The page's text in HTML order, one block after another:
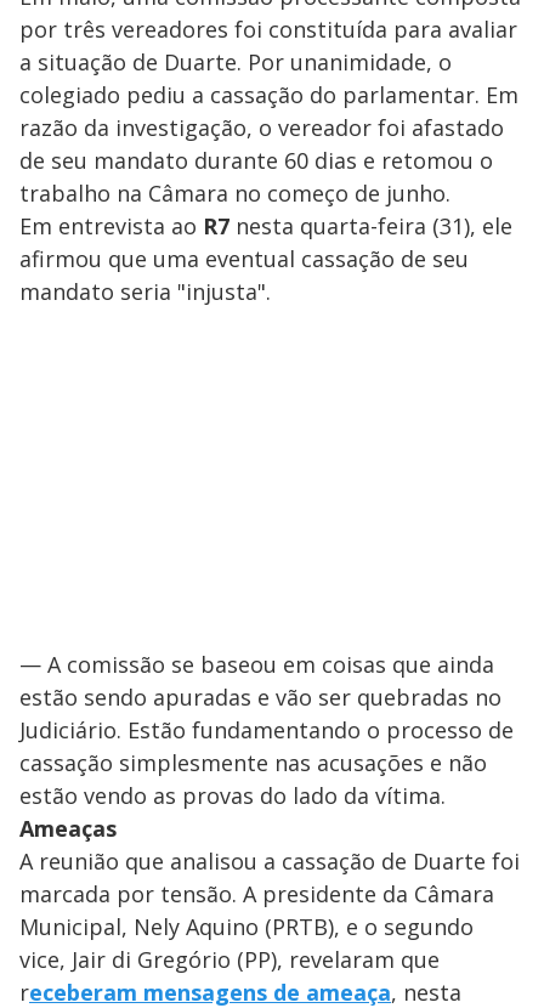
por três vereadores foi constituída para avaliar
a situação de Duarte. Por unanimidade, o
colegiado pediu a cassação do parlamentar. Em
razão da investigação, o vereador foi afastado
de seu mandato durante 60 dias e retomou o
trabalho na Câmara no começo de junho.
Em entrevista ao R7 nesta quarta-feira (31), ele
afirmou que uma eventual cassação de seu
mandato seria "injusta".
— A comissão se baseou em coisas que ainda
estão sendo apuradas e vão ser quebradas no
Judiciário. Estão fundamentando o processo de
cassação simplesmente nas acusações e não
estão vendo as provas do lado da vítima.
Ameaças
A reunião que analisou a cassação de Duarte foi
marcada por tensão. A presidente da Câmara
Municipal, Nely Aquino (PRTB), e o segundo
vice, Jair di Gregório (PP), revelaram que
receberam mensagens de ameaça, nesta